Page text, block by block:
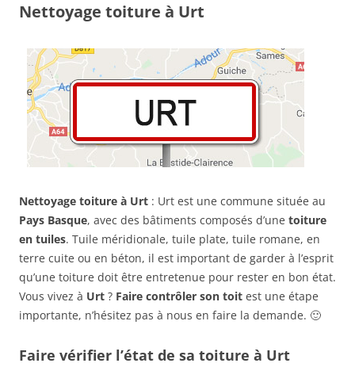
Nettoyage toiture à Urt
Nettoyage toiture à Urt : Urt est une commune située au
Pays Basque, avec des bâtiments composés d’une toiture
en tuiles. Tuile méridionale, tuile plate, tuile romane, en
terre cuite ou en béton, il est important de garder à l’esprit
qu’une toiture doit être entretenue pour rester en bon état.
Vous vivez à Urt ? Faire contrôler son toit est une étape
importante, n’hésitez pas à nous en faire la demande. 🙂
Faire vérifier l’état de sa toiture à Urt